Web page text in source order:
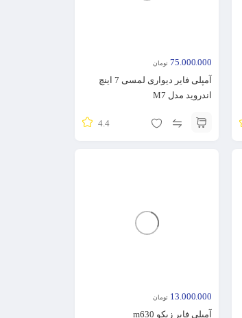
75.000.000 تومان
آمپلی فایر دیواری لمسی 7 اینچ
اندروید مدل M7
4.4
13.000.000 تومان
آمپلی فایر زیکو m630